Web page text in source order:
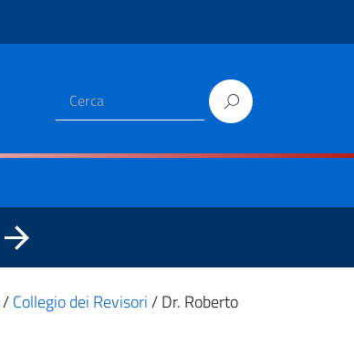
/Collegio dei Revisori/Dr. Roberto